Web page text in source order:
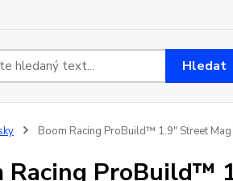
Hledat
Boom Racing ProBuild™ 1.9" Street
Racing ProBuild™